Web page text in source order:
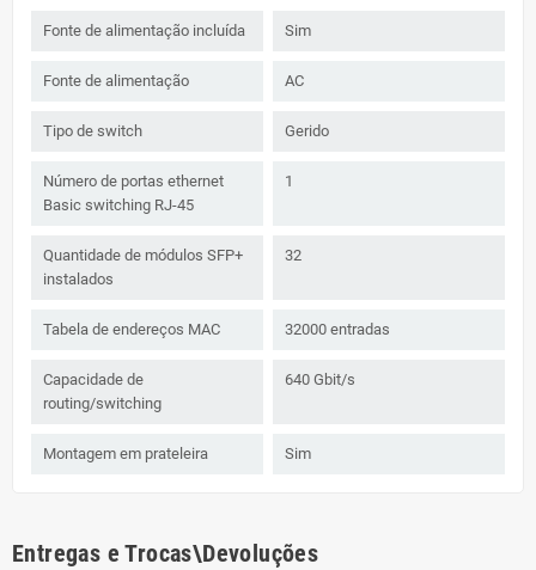
Fonte de alimentação incluída Sim
Fonte de alimentação AC
Tipo de switch Gerido
Número de portas ethernet
Basic switching RJ-45
1
Quantidade de módulos SFP+
instalados
32
Tabela de endereços MAC 32000 entradas
Capacidade de
routing/switching
640 Gbit/s
Montagem em prateleira Sim
Entregas e Trocas\Devoluções